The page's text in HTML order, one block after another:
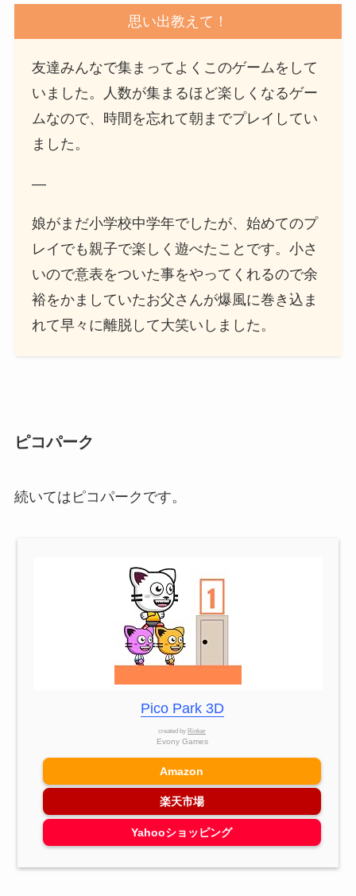
思い出教えて！
友達みんなで集まってよくこのゲームをして
いました。人数が集まるほど楽しくなるゲー
ムなので、時間を忘れて朝までプレイしてい
ました。
—
娘がまだ小学校中学年でしたが、始めてのプ
レイでも親子で楽しく遊べたことです。小さ
いので意表をついた事をやってくれるので余
裕をかましていたお父さんが爆風に巻き込ま
れて早々に離脱して大笑いしました。
ピコパーク
続いてはピコパークです。
Pico Park 3D
created by Rinker
Evony Games
Amazon
楽天市場
Yahooショッピング